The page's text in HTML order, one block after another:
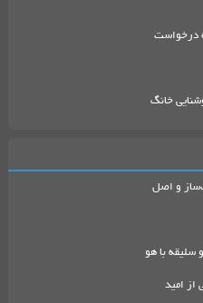
درخواست
و اصل
سلیقه با هو
از امید